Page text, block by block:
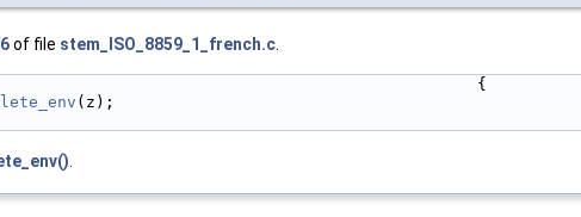
of file stem_ISO_8859_1_french.c
{
(z);